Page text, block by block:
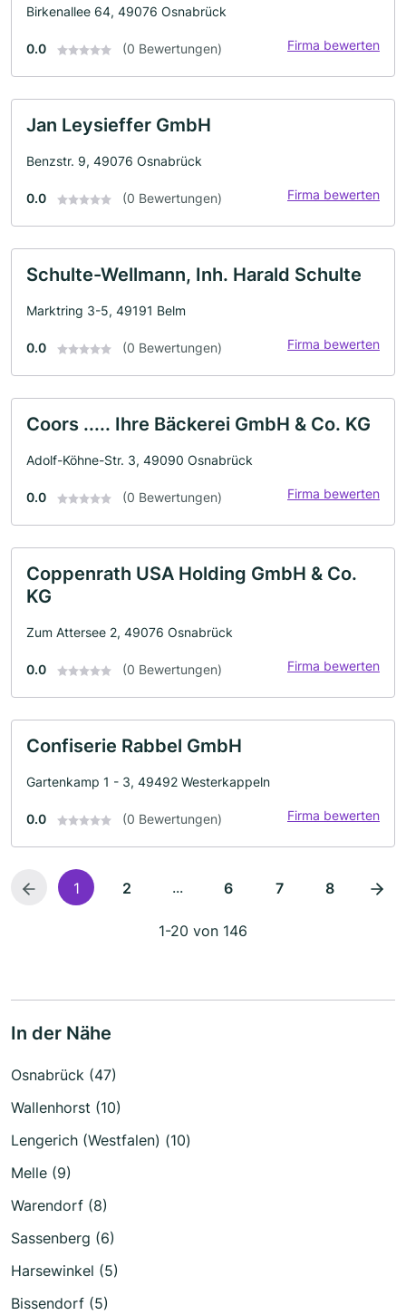
Birkenallee 64, 49076 Osnabrück
0.0 (0 Bewertungen) Firma bewerten
Jan Leysieffer GmbH
Benzstr. 9, 49076 Osnabrück
0.0 (0 Bewertungen) Firma bewerten
Schulte-Wellmann, Inh. Harald Schulte
Marktring 3-5, 49191 Belm
0.0 (0 Bewertungen) Firma bewerten
Coors ..... Ihre Bäckerei GmbH & Co. KG
Adolf-Köhne-Str. 3, 49090 Osnabrück
0.0 (0 Bewertungen) Firma bewerten
Coppenrath USA Holding GmbH & Co.
KG
Zum Attersee 2, 49076 Osnabrück
0.0 (0 Bewertungen) Firma bewerten
Confiserie Rabbel GmbH
Gartenkamp 1 - 3, 49492 Westerkappeln
0.0 (0 Bewertungen) Firma bewerten
1 2 ... 6 7 8
1-20 von 146
In der Nähe
Osnabrück (47)
Wallenhorst (10)
Lengerich (Westfalen) (10)
Melle (9)
Warendorf (8)
Sassenberg (6)
Harsewinkel (5)
Bissendorf (5)